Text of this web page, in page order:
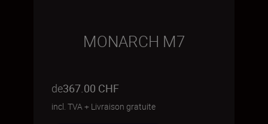
MONARCH M7
de367.00 CHF
incl. TVA+ Livraison gratuite